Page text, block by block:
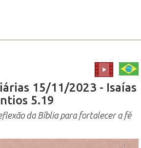
15/11/2023 - Isaías
5.19
da Bíblia para fortalecer a fé